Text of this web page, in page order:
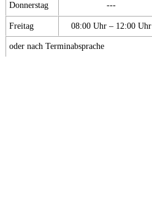
Donnerstag ---
Freitag 08:00 Uhr – 12:00 Uhr
oder nach Terminabsprache